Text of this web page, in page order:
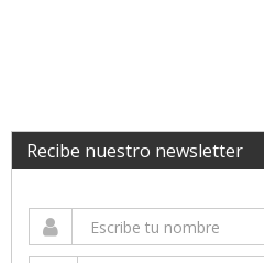
Recibe nuestro newsletter